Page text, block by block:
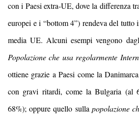
con i Paesi extra-UE, dove la differenza
europei e i “bottom 4”) rendeva del
media UE. Alcuni esempi vengono
Popolazione che usa regolarmente
ottiene grazie a Paesi come la
con gravi ritardi, come la Bulgaria (al
68%); oppure quello sulla popolazione